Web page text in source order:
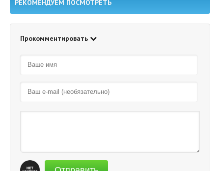
РЕКОМЕНДУЕМ ПОСМОТРЕТЬ
Прокомментировать